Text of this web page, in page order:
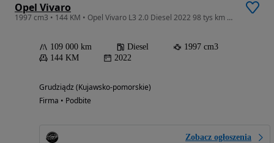
Opel Vivaro
1997 cm3 • 144 KM • Opel Vivaro L3 2.0 Diesel 2022 98 tys km Bezwypadkowy
109 000 km Diesel
1997 cm3
144 KM
2022
Grudziądz (Kujawsko-pomorskie)
Firma • Podbite
Zobacz ogłoszenia